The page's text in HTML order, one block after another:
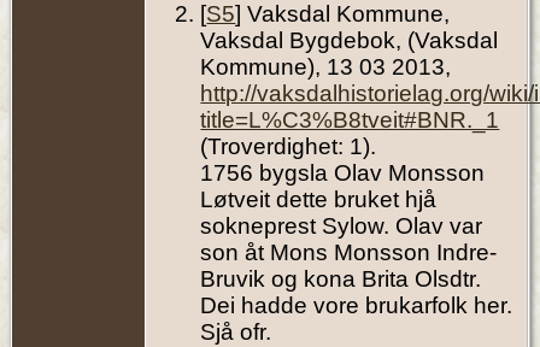
[S5] Vaksdal Kommune,
Vaksdal Bygdebok, (Vaksdal
Kommune), 13 03 2013,
http://vaksdalhistorielag.org/
title=L%C3%B8tveit#BNR._1
(Troverdighet: 1).
1756 bygsla Olav Monsson
Løtveit dette bruket hjå
sokneprest Sylow. Olav var
son åt Mons Monsson Indre-
Bruvik og kona Brita Olsdtr.
Dei hadde vore brukarfolk her.
Sjå ofr.